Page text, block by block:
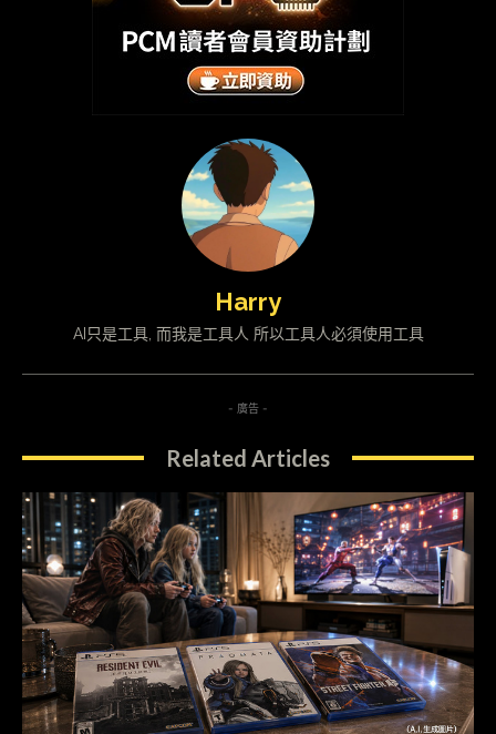
Harry
AI只是工具, 而我是工具人 所以工具人必須使用工具
- 廣告 -
Related Articles